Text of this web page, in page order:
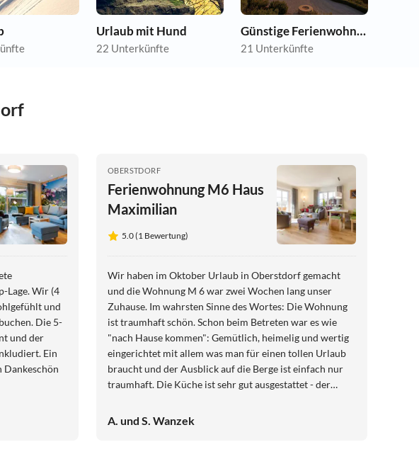
Urlaub mit Hund
22 Unterkünfte
Günstige Ferienwohnungen
21 Unterkünfte
Lage. Wir (4
und
Die 5-
und der
Ein
Dankeschön
OBERSTDORF
Ferienwohnung M6 Haus
Maximilian
5.0 (1 Bewertung)
Wir haben im Oktober Urlaub in Oberstdorf gemacht
und die Wohnung M 6 war zwei Wochen lang unser
Zuhause. Im wahrsten Sinne des Wortes: Die Wohnung
ist traumhaft schön. Schon beim Betreten war es wie
"nach Hause kommen": Gemütlich, heimelig und wertig
eingerichtet mit allem was man für einen tollen Urlaub
braucht und der Ausblick auf die Berge ist einfach nur
traumhaft. Die Küche ist sehr gut ausgestattet - der
Ecke. Es war immer schön, nach einem erlebnisreichen
A. und S. Wanzek